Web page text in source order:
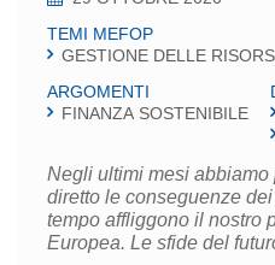
TEMI MEFOP
GESTIONE DELLE
ARGOMENTI
FINANZA SOSTENIBILE
Negli ultimi mesi
diretto le conseguenze
tempo affliggono il nostro
Europea. Le sfide del